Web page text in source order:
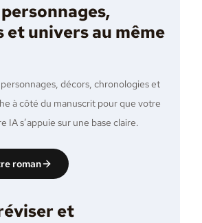
et univers au même
décors, chronologies et
à côté du manuscrit pour que votre
IA s’appuie sur une base claire.
roman
et